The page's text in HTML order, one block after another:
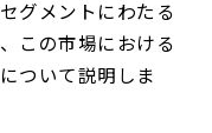
グメントにわたる
この市場における
ついて説明しま